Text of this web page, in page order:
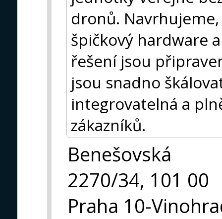
dronů.
špičkový hardware
řešení jsou
jsou snadno
integrovatelná a
zákazníků.
Benešovská
2270/34, 101 00
Praha 10-